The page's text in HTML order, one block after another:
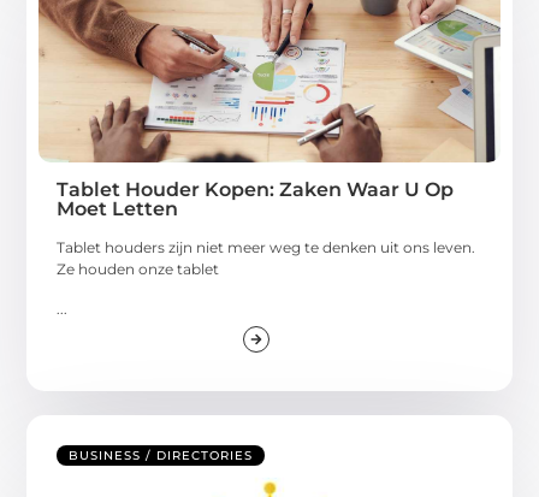
Tablet Houder Kopen: Zaken Waar U Op
Moet Letten
Tablet houders zijn niet meer weg te denken uit ons leven.
Ze houden onze tablet
BUSINESS / DIRECTORIES